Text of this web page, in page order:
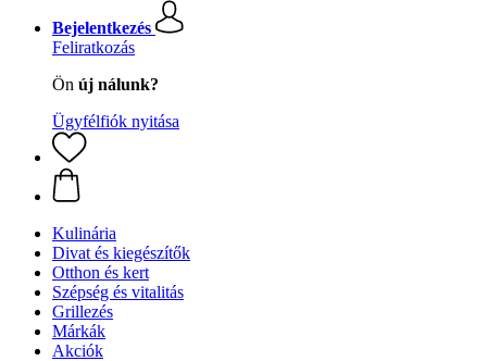
Bejelentkezés
Feliratkozás
Ön új nálunk?
Ügyfélfiók nyitása
Kulinária
Divat és kiegészítők
Otthon és kert
Szépség és vitalitás
Grillezés
Márkák
Akciók